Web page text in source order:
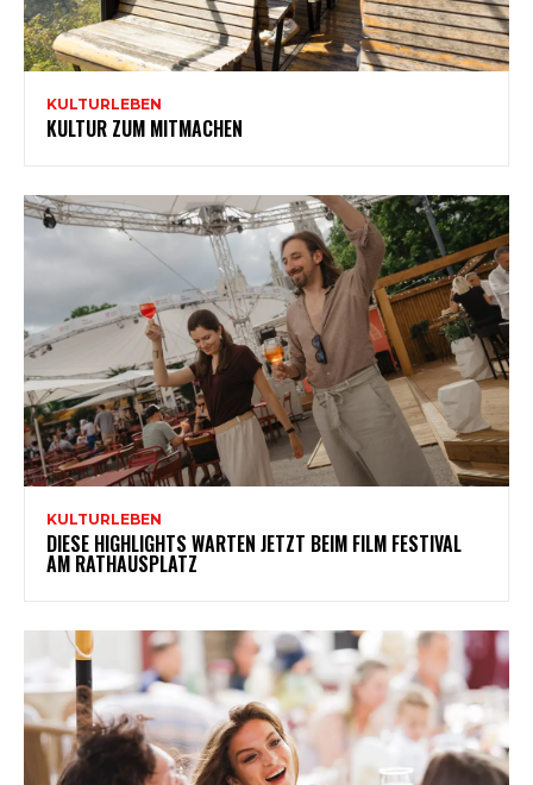
KULTURLEBEN
KULTUR ZUM MITMACHEN
KULTURLEBEN
DIESE HIGHLIGHTS WARTEN JETZT BEIM FILM FESTIVAL
AM RATHAUSPLATZ